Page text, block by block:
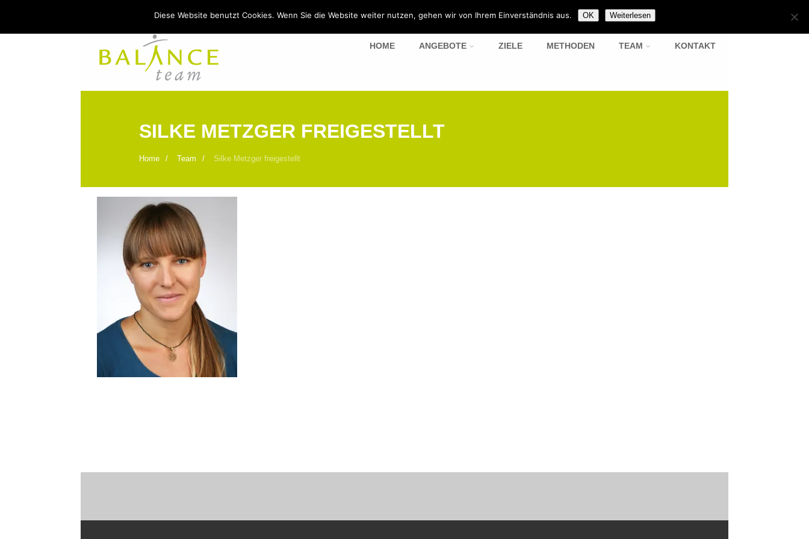
Tel. 07141 240499
HOME ANGEBOTE ZIELE METHODEN TEAM KONTAKT
SILKE METZGER FREIGESTELLT
Home Team Silke Metzger freigestellt
Diese Website benutzt Cookies. Wenn Sie die Website weiter nutzen, gehen wir von Ihrem Einverständnis aus. OK Weiterlesen